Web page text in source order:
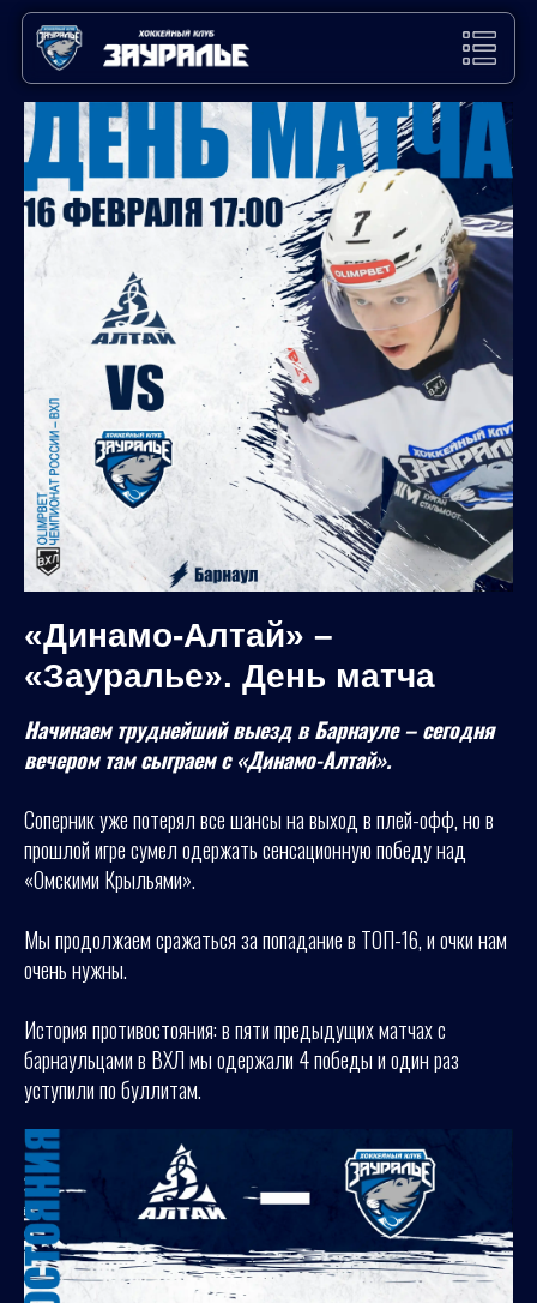
«Динамо-Алтай» –
«Зауралье». День матча
Начинаем труднейший выезд в Барнауле – сегодня
вечером там сыграем с «Динамо-Алтай».
Соперник уже потерял все шансы на выход в плей-офф, но в
прошлой игре сумел одержать сенсационную победу над
«Омскими Крыльями».
Мы продолжаем сражаться за попадание в ТОП-16, и очки нам
очень нужны.
История противостояния: в пяти предыдущих матчах с
барнаульцами в ВХЛ мы одержали 4 победы и один раз
уступили по буллитам.